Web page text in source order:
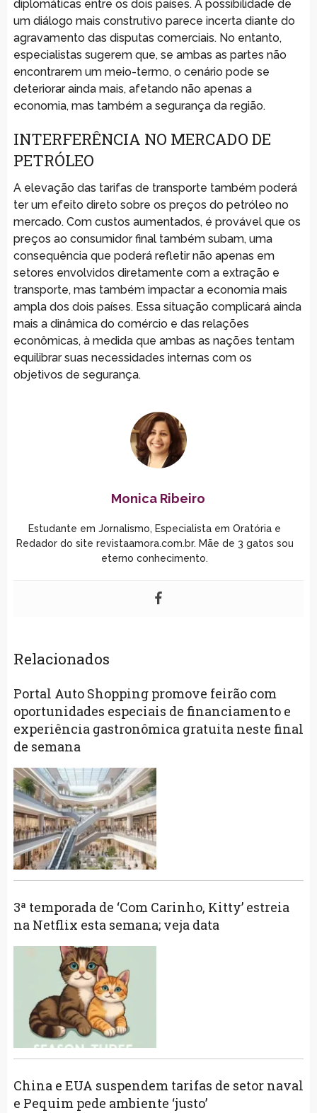
diplomáticas entre os dois países. A possibilidade de
um diálogo mais construtivo parece incerta diante do
agravamento das disputas comerciais. No entanto,
especialistas sugerem que, se ambas as partes não
encontrarem um meio-termo, o cenário pode se
deteriorar ainda mais, afetando não apenas a
economia, mas também a segurança da região.
INTERFERÊNCIA NO MERCADO DE
PETRÓLEO
A elevação das tarifas de transporte também poderá
ter um efeito direto sobre os preços do petróleo no
mercado. Com custos aumentados, é provável que os
preços ao consumidor final também subam, uma
consequência que poderá refletir não apenas em
setores envolvidos diretamente com a extração e
transporte, mas também impactar a economia mais
ampla dos dois países. Essa situação complicará ainda
mais a dinâmica do comércio e das relações
econômicas, à medida que ambas as nações tentam
equilibrar suas necessidades internas com os
objetivos de segurança.
Monica Ribeiro
Estudante em Jornalismo, Especialista em Oratória e
Redador do site revistaamora.com.br. Mãe de 3 gatos sou
eterno conhecimento.
Relacionados
Portal Auto Shopping promove feirão com
oportunidades especiais de financiamento e
experiência gastronômica gratuita neste final
de semana
3ª temporada de ‘Com Carinho, Kitty’ estreia
na Netflix esta semana; veja data
China e EUA suspendem tarifas de setor naval
e Pequim pede ambiente ‘justo’